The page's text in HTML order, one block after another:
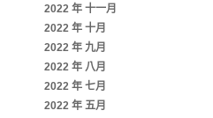
2022 年 十一月
2022 年 十月
2022 年 九月
2022 年 八月
2022 年 七月
2022 年 五月